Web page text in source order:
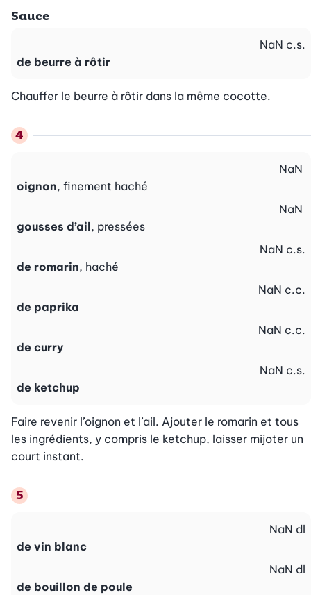
Sauce
de beurre à rôtir
NaN c.s.
Chauffer le beurre à rôtir dans la même cocotte.
oignon, finement haché
NaN
gousses d’ail, pressées
NaN
de romarin, haché
NaN c.s.
de paprika
NaN c.c.
de curry
NaN c.c.
de ketchup
NaN c.s.
Faire revenir l’oignon et l’ail. Ajouter le romarin et tous
les ingrédients, y compris le ketchup, laisser mijoter un
court instant.
de vin blanc
NaN dl
de bouillon de poule
NaN dl